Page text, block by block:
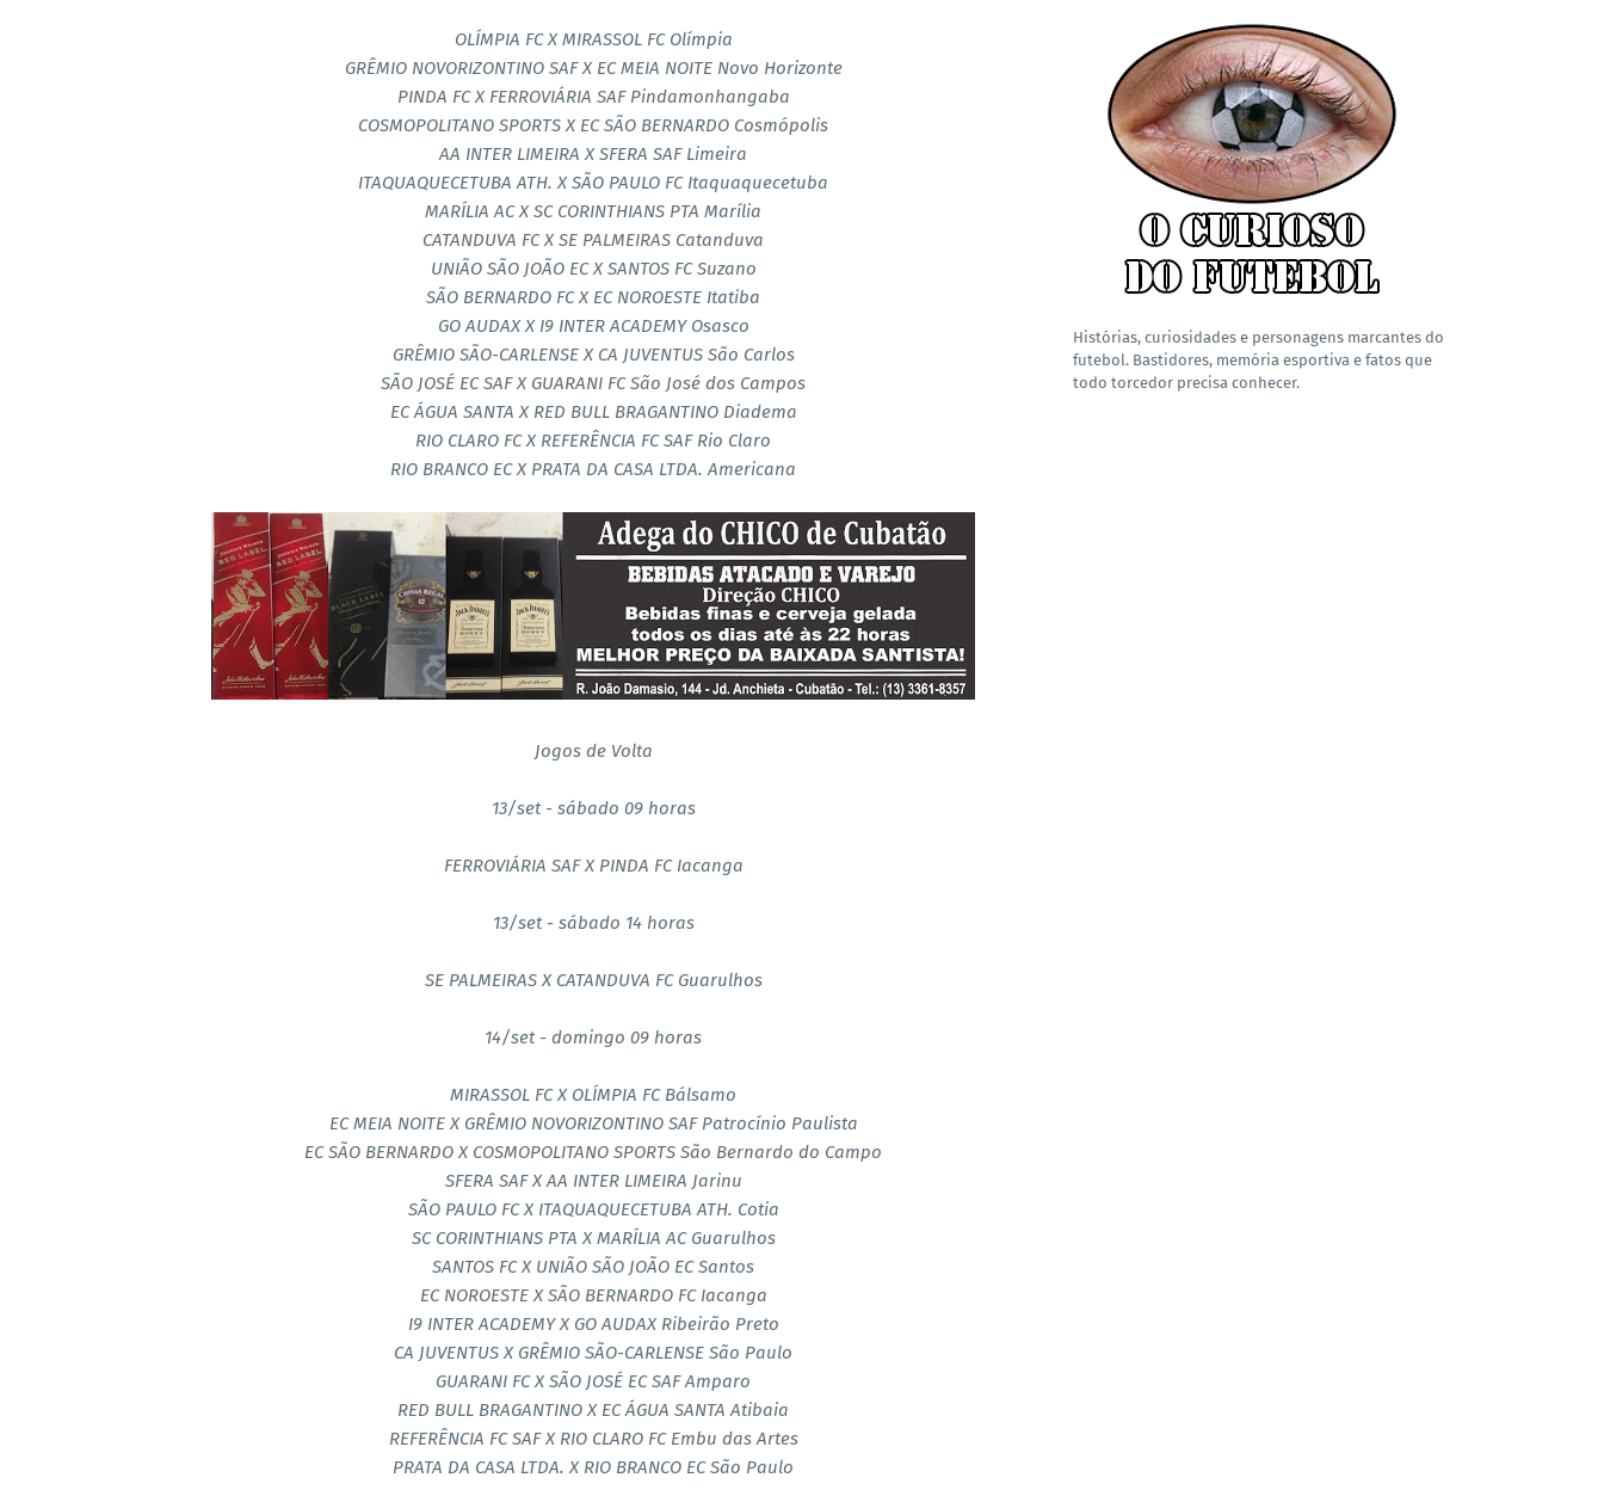
OLÍMPIA FC X MIRASSOL FC Olímpia
GRÊMIO NOVORIZONTINO SAF X EC MEIA NOITE Novo Horizonte
PINDA FC X FERROVIÁRIA SAF Pindamonhangaba
COSMOPOLITANO SPORTS X EC SÃO BERNARDO Cosmópolis
AA INTER LIMEIRA X SFERA SAF Limeira
ITAQUAQUECETUBA ATH. X SÃO PAULO FC Itaquaquecetuba
MARÍLIA AC X SC CORINTHIANS PTA Marília
CATANDUVA FC X SE PALMEIRAS Catanduva
UNIÃO SÃO JOÃO EC X SANTOS FC Suzano
SÃO BERNARDO FC X EC NOROESTE Itatiba
GO AUDAX X I9 INTER ACADEMY Osasco
GRÊMIO SÃO-CARLENSE X CA JUVENTUS São Carlos
SÃO JOSÉ EC SAF X GUARANI FC São José dos Campos
EC ÁGUA SANTA X RED BULL BRAGANTINO Diadema
RIO CLARO FC X REFERÊNCIA FC SAF Rio Claro
RIO BRANCO EC X PRATA DA CASA LTDA. Americana
Jogos de Volta
13/set - sábado 09 horas
FERROVIÁRIA SAF X PINDA FC Iacanga
13/set - sábado 14 horas
SE PALMEIRAS X CATANDUVA FC Guarulhos
14/set - domingo 09 horas
MIRASSOL FC X OLÍMPIA FC Bálsamo
EC MEIA NOITE X GRÊMIO NOVORIZONTINO SAF Patrocínio Paulista
EC SÃO BERNARDO X COSMOPOLITANO SPORTS São Bernardo do Campo
SFERA SAF X AA INTER LIMEIRA Jarinu
SÃO PAULO FC X ITAQUAQUECETUBA ATH. Cotia
SC CORINTHIANS PTA X MARÍLIA AC Guarulhos
SANTOS FC X UNIÃO SÃO JOÃO EC Santos
EC NOROESTE X SÃO BERNARDO FC Iacanga
I9 INTER ACADEMY X GO AUDAX Ribeirão Preto
CA JUVENTUS X GRÊMIO SÃO-CARLENSE São Paulo
GUARANI FC X SÃO JOSÉ EC SAF Amparo
RED BULL BRAGANTINO X EC ÁGUA SANTA Atibaia
REFERÊNCIA FC SAF X RIO CLARO FC Embu das Artes
PRATA DA CASA LTDA. X RIO BRANCO EC São Paulo
Histórias, curiosidades e personagens marcantes do
futebol. Bastidores, memória esportiva e fatos que
todo torcedor precisa conhecer.